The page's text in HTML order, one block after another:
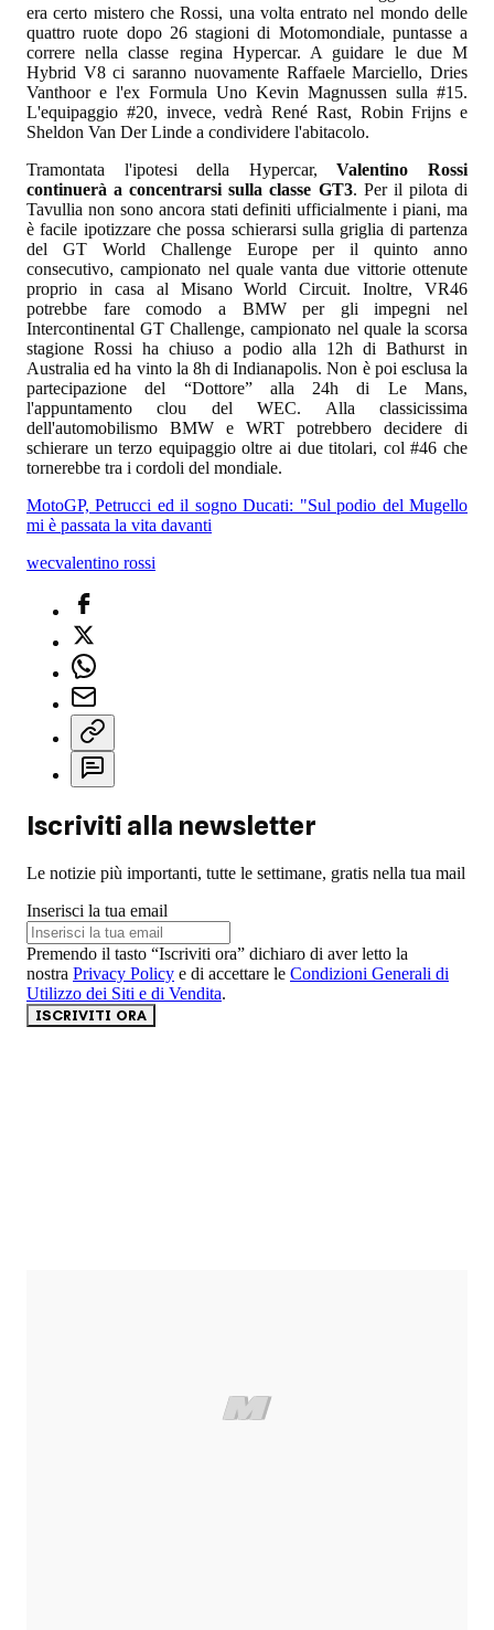
era certo mistero che Rossi, una volta entrato nel mondo delle
quattro ruote dopo 26 stagioni di Motomondiale, puntasse a
correre nella classe regina Hypercar. A guidare le due M
Hybrid V8 ci saranno nuovamente Raffaele Marciello, Dries
Vanthoor e l'ex Formula Uno Kevin Magnussen sulla #15.
L'equipaggio #20, invece, vedrà René Rast, Robin Frijns e
Sheldon Van Der Linde a condividere l'abitacolo.
Tramontata l'ipotesi della Hypercar,Valentino Rossi
continuerà a concentrarsi sulla classe GT3. Per il pilota di
Tavullia non sono ancora stati definiti ufficialmente i piani, ma
è facile ipotizzare che possa schierarsi sulla griglia di partenza
del GT World Challenge Europe per il quinto anno
consecutivo, campionato nel quale vanta due vittorie ottenute
proprio in casa al Misano World Circuit. Inoltre, VR46
potrebbe fare comodo a BMW per gli impegni nel
Intercontinental GT Challenge, campionato nel quale la scorsa
stagione Rossi ha chiuso a podio alla 12h di Bathurst in
Australia ed ha vinto la 8h di Indianapolis. Non è poi esclusa la
partecipazione del “Dottore” alla 24h di Le Mans,
l'appuntamento clou del WEC. Alla classicissima
dell'automobilismo BMW e WRT potrebbero decidere di
schierare un terzo equipaggio oltre ai due titolari, col #46 che
tornerebbe tra i cordoli del mondiale.
MotoGP, Petrucci ed il sogno Ducati: "Sul podio del Mugello
mi è passata la vita davanti
wecvalentino rossi
Iscriviti alla newsletter
Le notizie più importanti, tutte le settimane, gratis nella tua mail
Inserisci la tua email
Premendo il tasto “Iscriviti ora” dichiaro di aver letto la
nostra Privacy Policy e di accettare le Condizioni Generali di
Utilizzo dei Siti e di Vendita.
ISCRIVITI ORA